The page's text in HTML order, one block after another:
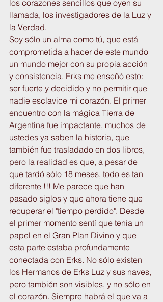
los corazones sencillos que oyen su
llamada, los investigadores de la Luz y
la Verdad.
Soy sólo un alma como tú, que está
comprometida a hacer de este mundo
un mundo mejor con su propia acción
y consistencia. Erks me enseñó esto:
ser fuerte y decidido y no permitir que
nadie esclavice mi corazón. El primer
encuentro con la mágica Tierra de
Argentina fue impactante, muchos de
ustedes ya saben la historia, que
también fue trasladado en dos libros,
pero la realidad es que, a pesar de
que tardó sólo 18 meses, todo es tan
diferente !!! Me parece que han
pasado siglos y que ahora tiene que
recuperar el "tiempo perdido". Desde
el primer momento sentí que tenía un
papel en el Gran Plan Divino y que
esta parte estaba profundamente
conectada con Erks. No sólo existen
los Hermanos de Erks Luz y sus naves,
pero también son visibles, y no sólo en
el corazón. Siempre habrá el que va a